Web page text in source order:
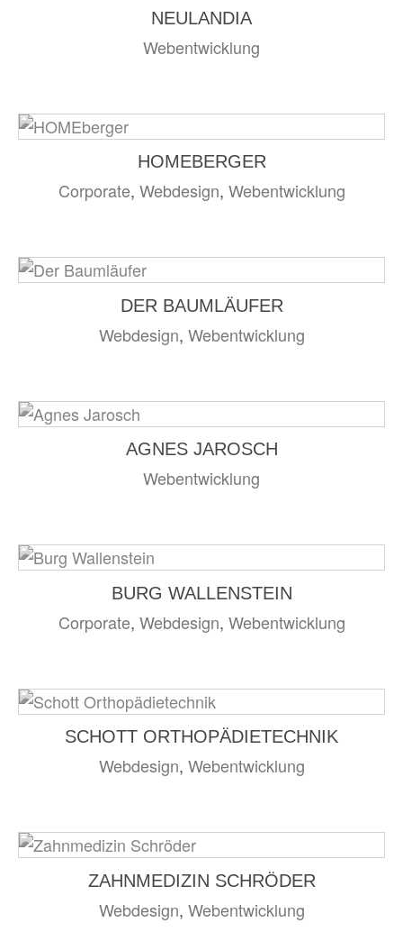
NEULANDIA
Webentwicklung
HOMEBERGER
Corporate, Webdesign, Webentwicklung
DER BAUMLÄUFER
Webdesign, Webentwicklung
AGNES JAROSCH
Webentwicklung
BURG WALLENSTEIN
Corporate, Webdesign, Webentwicklung
SCHOTT ORTHOPÄDIETECHNIK
Webdesign, Webentwicklung
ZAHNMEDIZIN SCHRÖDER
Webdesign, Webentwicklung